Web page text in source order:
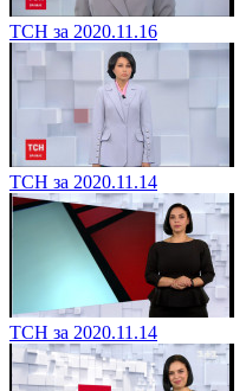
ТСН за 2020.11.16
ТСН за 2020.11.14
ТСН за 2020.11.14